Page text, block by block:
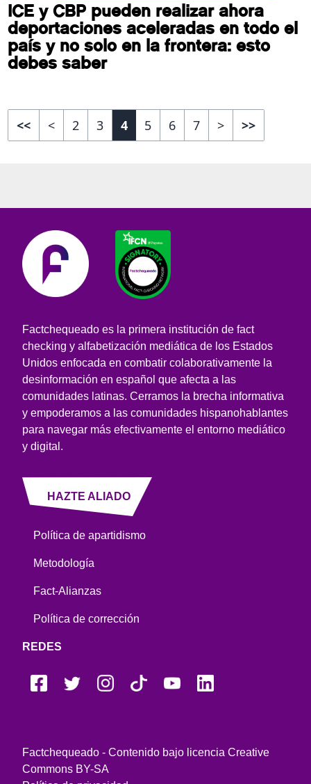
ICE y CBP pueden realizar ahora
deportaciones aceleradas en todo el
país y no solo en la frontera: esto
debes saber
<< < 2 3 4 5 6 7 > >>
Factchequeado es la primera institución de fact
checking y alfabetización mediática de los Estados
Unidos enfocada en combatir colaborativamente la
desinformación en español que afecta a las
comunidades latinas. Cerramos la brecha informativa
y empoderamos a las comunidades hispanohablantes
para navegar más efectivamente el entorno mediático
y digital.
HAZTE ALIADO
Política de apartidismo
Metodología
Fact-Alianzas
Política de corrección
REDES
Factchequeado - Contenido bajo licencia Creative
Commons BY-SA